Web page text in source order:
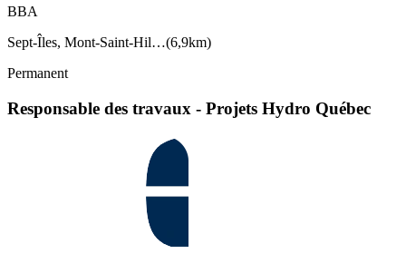
BBA
Sept-Îles, Mont-Saint-Hil…(6,9km)
Permanent
Responsable des travaux - Projets Hydro Québec